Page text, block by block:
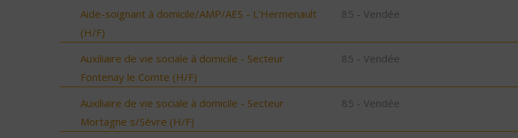
Aide-soignant à domicile/AMP/AES - L'Hermenault
(H/F)
85 - Vendée
Auxiliaire de vie sociale à domicile - Secteur
Fontenay le Comte (H/F)
85 - Vendée
Auxiliaire de vie sociale à domicile - Secteur
Mortagne s/Sèvre (H/F)
85 - Vendée